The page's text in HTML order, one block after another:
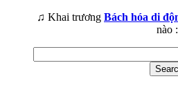
♫ Khai trương Bách hóa di
nào